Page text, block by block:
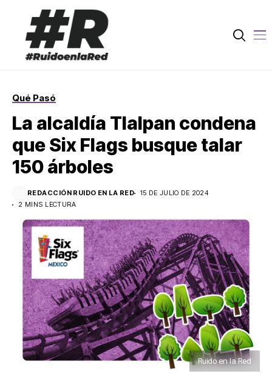
Qué Pasó
La alcaldía Tlalpan condena
que Six Flags busque talar
150 árboles
REDACCIÓN RUIDO EN LA RED
15 DE JULIO DE 2024
2 MINS LECTURA
Ruido en la Red